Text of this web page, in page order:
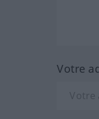
Votre